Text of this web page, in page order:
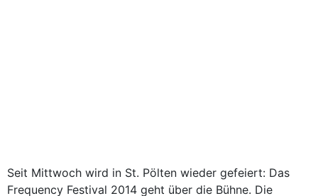
Seit Mittwoch wird in St. Pölten wieder gefeiert: Das
Frequency Festival 2014 geht über die Bühne. Die